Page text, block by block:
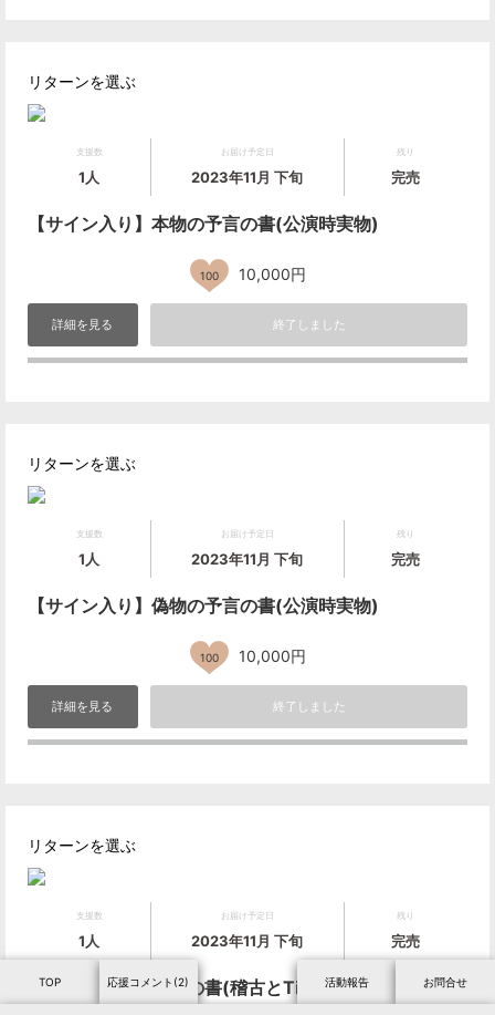
リターンを選ぶ
支援数
1人
お届け予定日
2023年11月 下旬
残り
完売
【サイン入り】本物の予言の書(公演時実物)
100 10,000円
詳細を見る 終了しました
リターンを選ぶ
支援数
1人
お届け予定日
2023年11月 下旬
残り
完売
【サイン入り】偽物の予言の書(公演時実物)
100 10,000円
詳細を見る 終了しました
リターンを選ぶ
支援数
1人
お届け予定日
2023年11月 下旬
残り
完売
【サイン入り】予言の書(稽古とTikTokドラマで使用)
TOP 応援コメント(2) 活動報告 お問合せ